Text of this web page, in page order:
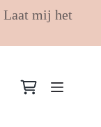
Laat mij het
Winkelwagen